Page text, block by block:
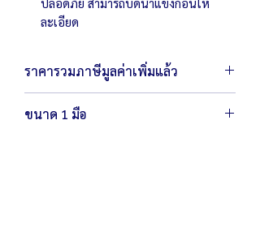
ละเอียด
ราคารวมภาษีมูลค่าเพิ่มแล้ว
ขนาด 1 มือ